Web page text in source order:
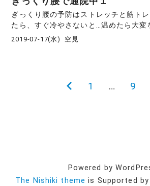
ぎっくり腰の予防はストレッチと筋ト
たら、すぐ冷やさないと…温めたら大変
2019-07-17(水) 空見
前1 … 9
Powered by
The Nishiki theme is Supported